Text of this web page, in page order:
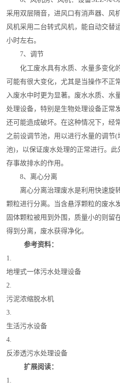
采用双层隔音，进风口有消声器、风
风机采用二台转式风机，能自动交替
小时左右。
7、调节
化工废水具有水质、水量多变化
可能有很大变化，尤其是当操作不正
入废水中时更为显著。 废水水质、水
处理设备，特别是生物处理设备正常
还可能造成破坏。在这种情况下，经
之前设调节池 ，用以进行水量的调节
池)，以保证废水处理的正常进行。
存事故排水的作用。
8、离心分离
离心分离治理废水是利用快速旋
颗粒进行分离。当含悬浮颗粒的废水
固体颗粒被甩到外围，质量小的则留
得到分离，废水获得净化。
参考资料：
1.
地埋式一体污水处理设备
2.
污泥浓缩脱水机
3.
生活污水设备
4.
反渗透污水处理设备
扩展阅读：
1.